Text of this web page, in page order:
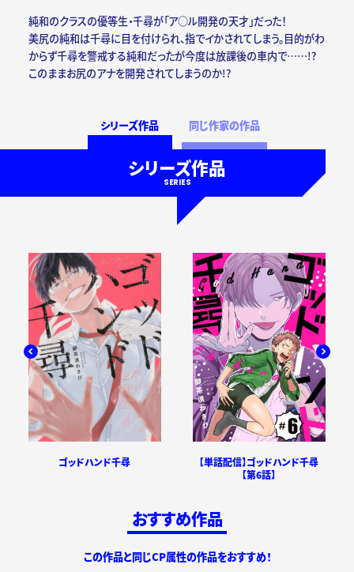
純和のクラスの優等生・千尋が「ア○ル開発の天才」だった！
美尻の純和は千尋に目を付けられ、指でイかされてしまう。目的がわ
からず千尋を警戒する純和だったが今度は放課後の車内で……!?
このままお尻のアナを開発されてしまうのか!?
シリーズ作品 同じ作家の作品
シリーズ作品
SERIES
ゴッドハンド千尋
【単話配信】ゴッドハンド千尋
【第6話】
おすすめ作品
この作品と同じCP属性の作品をおすすめ！